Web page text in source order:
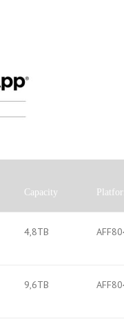
Capacity
4,8TB
9,6TB